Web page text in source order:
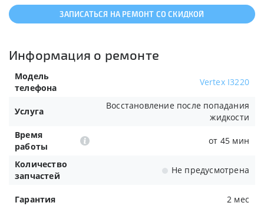
ЗАПИСАТЬСЯ НА РЕМОНТ СО СКИДКОЙ
Информация о ремонте
Модель
телефона
Vertex I3220
Услуга
Восстановление после попадания
жидкости
Время
работы
от 45 мин
Количество
запчастей
Не предусмотрена
Гарантия 2 мес